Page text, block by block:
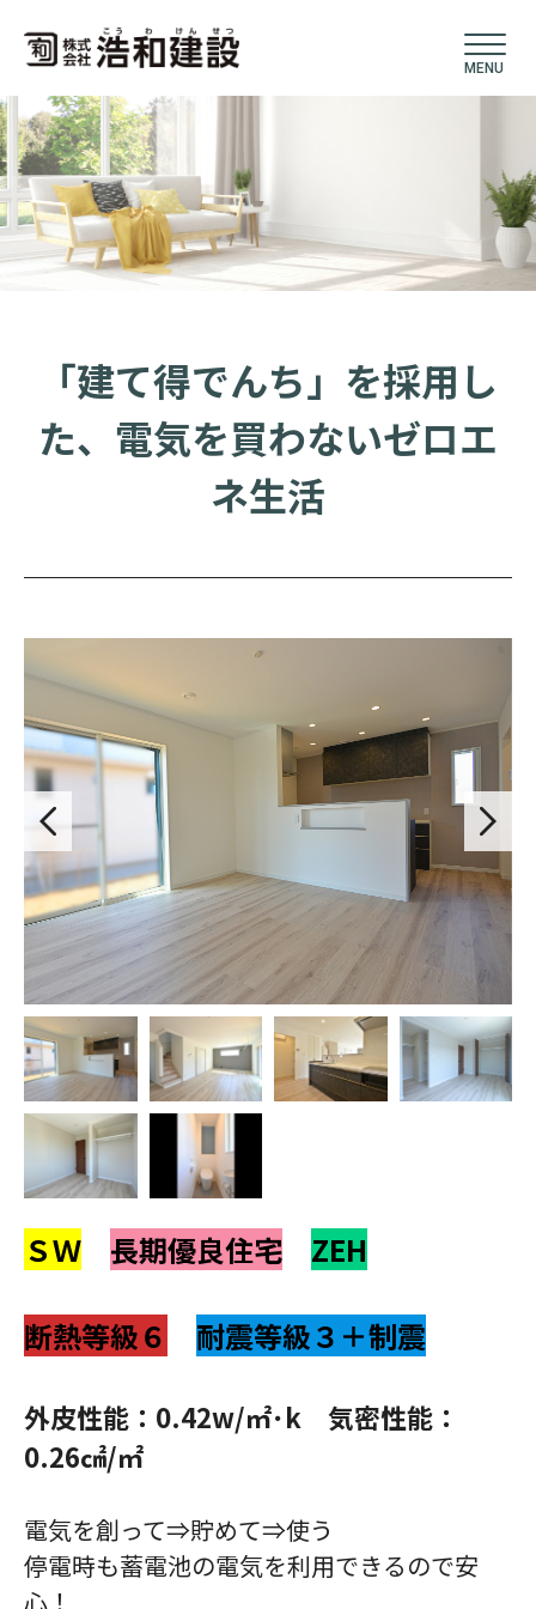
MENU
「建て得でんち」を採用し
た、電気を買わないゼロエ
ネ生活
ＳＷ 長期優良住宅 ZEH
断熱等級６ 耐震等級３＋制震
外皮性能：0.42w/㎡･k 気密性能：
0.26㎠/㎡
電気を創って⇒貯めて⇒使う
停電時も蓄電池の電気を利用できるので安
心！